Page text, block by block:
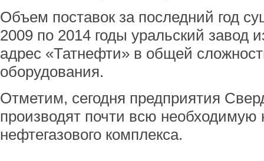
Объем поставок за последний год
2009 по 2014 годы уральский завод
адрес «Татнефти» в общей
оборудования.
Отметим, сегодня предприятия
производят почти всю необходимую
нефтегазового комплекса.